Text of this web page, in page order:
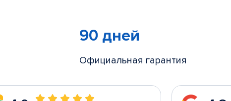
90 дней
Официальная гарантия